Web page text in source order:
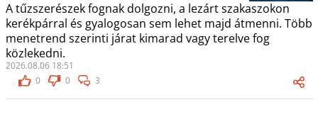
A tűzszerészek fognak dolgozni, a lezárt szakaszokon
kerékpárral és gyalogosan sem lehet majd átmenni. Több
menetrend szerinti járat kimarad vagy terelve fog
közlekedni.
2026.08.06 18:51
0
0 3